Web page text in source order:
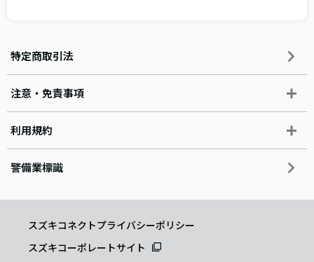
特定商取引法
注意・免責事項
利用規約
警備業標識
スズキコネクトプライバシーポリシー
スズキコーポレートサイト